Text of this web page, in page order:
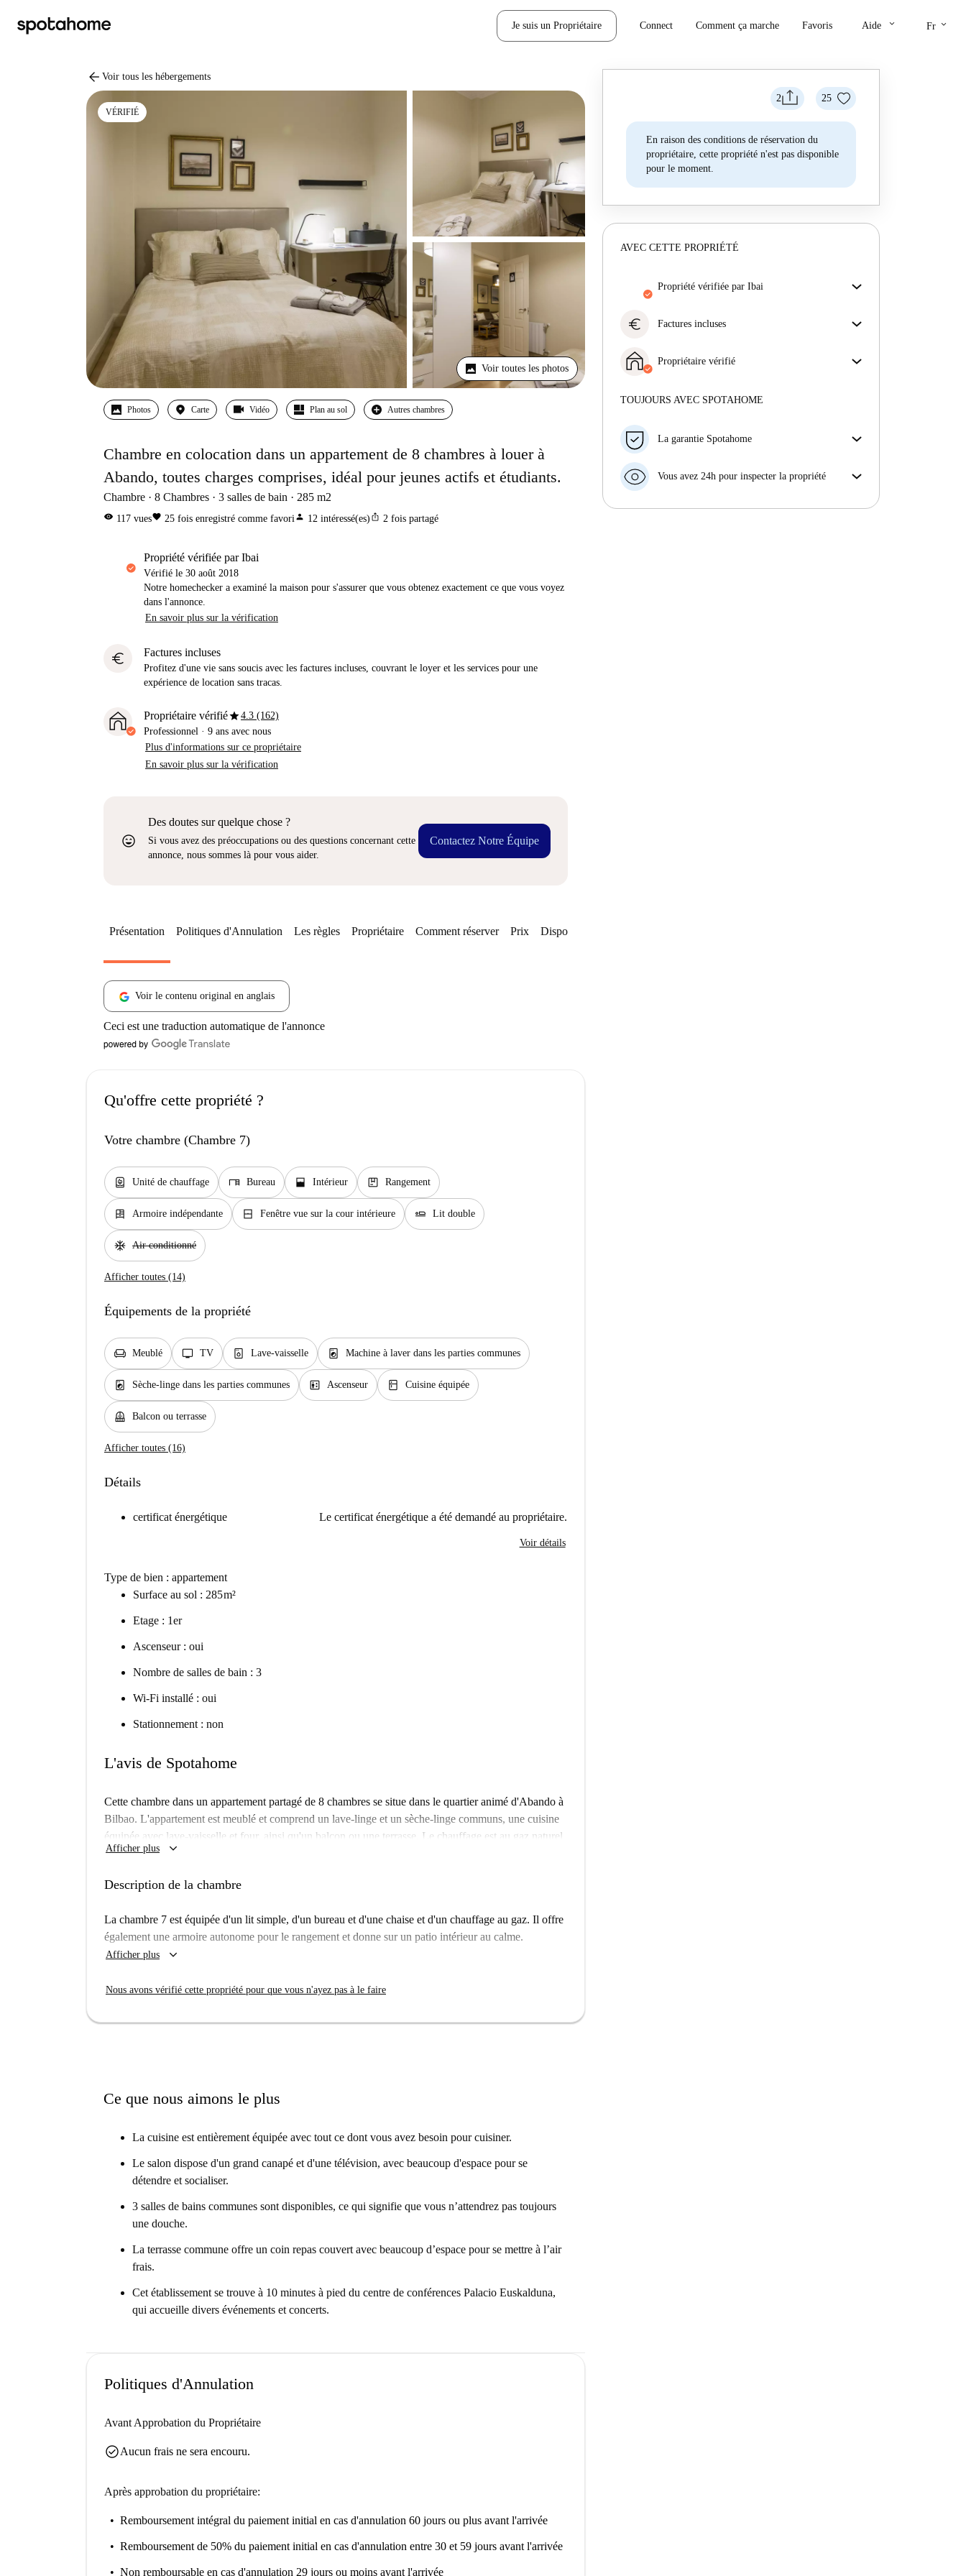
Je suis un Propriétaire Connect Comment ça marche Favoris Aide keyboard_arrow_down Fr keyboard_arrow_down
arrow_back Voir tous les hébergements
VÉRIFIÉ
Voir toutes les photos
Photos Carte Vidéo Plan au sol Autres chambres
Chambre en colocation dans un appartement de 8 chambres à louer à
Abando, toutes charges comprises, idéal pour jeunes actifs et étudiants.
Chambre 8 Chambres 3 salles de bain 285 m2
visibility 117 vuesfavorite 25 fois enregistré comme favoriperson 12 intéressé(es) ios_share 2 fois partagé
propriété vérifiée par Ibai
Vérifié le 30 août 2018
Notre homechecker a examiné la maison pour s'assurer que vous obtenez exactement ce que vous voyez
dans l'annonce.
En savoir plus sur la vérification
euro Factures incluses
Profitez d'une vie sans soucis avec les factures incluses, couvrant le loyer et les services pour une
expérience de location sans tracas.
Propriétaire vérifiéstar4.3 (162)
Professionnel · 9 ans avec nous
Plus d'informations sur ce propriétaire
En savoir plus sur la vérification
sentiment_very_satisfied
Des doutes sur quelque chose ?
Si vous avez des préoccupations ou des questions concernant cette
annonce, nous sommes là pour vous aider.
Contactez Notre Équipe
2 25
En raison des conditions de réservation du
propriétaire, cette propriété n'est pas disponible
pour le moment.
AVEC CETTE PROPRIÉTÉ
propriété vérifiée par Ibai
s'assurer que vous obtenez exactement ce que vous
En savoir plus sur la vérification
euro Factures incluses
incluses, couvrant le loyer et les services pour une
expérience de location sans tracas.
Propriétaire vérifié
Plus d'informations sur ce propriétaire
TOUJOURS AVEC SPOTAHOME
La garantie Spotahome
préavis, nous allons soit (A) vous payer une chambre
soit (B) vous rembourser en totalité.
Vous avez 24h pour inspecter la propriété
Présentation Politiques d'Annulation Les règles Propriétaire Comment réserver Prix Disponibilités
Voir le contenu original en anglais
Ceci est une traduction automatique de l'annonce
Qu'offre cette propriété ?
Votre chambre (Chambre 7)
water_heater Unité de chauffage desk Bureau window_open Intérieur package Rangement
dresser Armoire indépendante window_closed Fenêtre vue sur la cour intérieure airline_seat_flat Lit double
ac_unit Air conditionné
Afficher toutes (14)
Équipements de la propriété
chair Meublé tv TV dishwasher_gen Lave-vaisselle local_laundry_service Machine à laver dans les parties communes
local_laundry_service Sèche-linge dans les parties communes elevator Ascenseur kitchen Cuisine équipée
balcony Balcon ou terrasse
Afficher toutes (16)
Détails
certificat énergétique Le certificat énergétique a été demandé au propriétaire.
Voir détails
Type de bien : appartement
Surface au sol : 285 m²
Etage : 1er
Ascenseur : oui
Nombre de salles de bain : 3
Wi-Fi installé : oui
Stationnement : non
L'avis de Spotahome
Cette chambre dans un appartement partagé de 8 chambres se situe dans le quartier animé d'Abando à
Bilbao. L'appartement est meublé et comprend un lave-linge et un sèche-linge communs, une cuisine
équipée avec lave-vaisselle et four, ainsi qu'un balcon ou une terrasse. Le chauffage est au gaz naturel
et les charges sont à la charge du propriétaire. Idéal pour les étudiants et les jeunes actifs, ce logement
a été personnellement vérifié par Spotahome, gage de confort et de qualité.
Abando est un quartier dynamique de Bilbao offrant un accès facile à de nombreux commerces et
services et points d'intérêt. À proximité, vous trouverez notamment les restaurants Assafir et
Alimentación, ainsi que la Statue de la Femme Portant un Panier de Briques Sur la Tête, pour une
Afficher plus keyboard_arrow_down
Description de la chambre
La chambre 7 est équipée d'un lit simple, d'un bureau et d'une chaise et d'un chauffage au gaz. Il offre
également une armoire autonome pour le rangement et donne sur un patio intérieur au calme.
Afficher plus keyboard_arrow_down
Nous avons vérifié cette propriété pour que vous n'ayez pas à le faire
Ce que nous aimons le plus
La cuisine est entièrement équipée avec tout ce dont vous avez besoin pour cuisiner.
Le salon dispose d'un grand canapé et d'une télévision, avec beaucoup d'espace pour se
détendre et socialiser.
3 salles de bains communes sont disponibles, ce qui signifie que vous n’attendrez pas toujours
une douche.
La terrasse commune offre un coin repas couvert avec beaucoup d’espace pour se mettre à l’air
frais.
Cet établissement se trouve à 10 minutes à pied du centre de conférences Palacio Euskalduna,
qui accueille divers événements et concerts.
Politiques d'Annulation
Avant Approbation du Propriétaire
check_circleAucun frais ne sera encouru.
Après approbation du propriétaire:
Remboursement intégral du paiement initial en cas d'annulation 60 jours ou plus avant l'arrivée
Remboursement de 50% du paiement initial en cas d'annulation entre 30 et 59 jours avant l'arrivée
Non remboursable en cas d'annulation 29 jours ou moins avant l'arrivée